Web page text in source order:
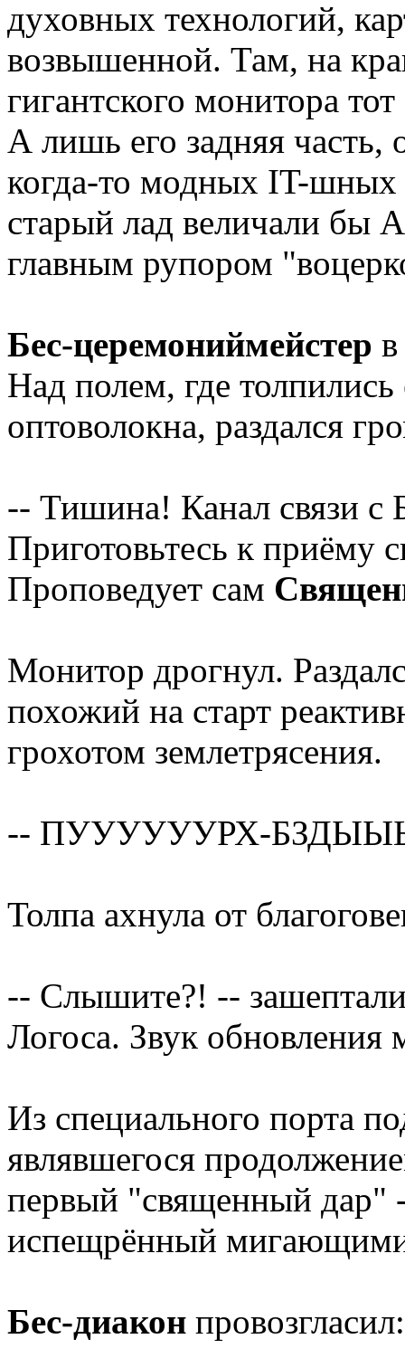
духовных технологий,
возвышенной. Там, на
гигантского монитора
А лишь его задняя часть,
когда-то модных IT-шных
старый лад величали бы
главным рупором
Бес-церемониймейстер
Над полем, где толпились
оптоволокна, раздался
-- Тишина! Канал связи
Приготовьтесь к приёму
Проповедует сам
Монитор дрогнул.
похожий на старт
грохотом землетрясения.
-- ПУУУУУУРХ-
Толпа ахнула от
-- Слышите?! --
Логоса. Звук обновления
Из специального порта
являвшегося
первый "священный дар"
испещрённый
Бес-диакон провозгласил: